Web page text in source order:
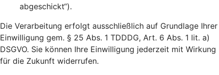
abgeschickt“).
Die Verarbeitung erfolgt ausschließlich auf Grundlage Ihrer
Einwilligung gem. § 25 Abs. 1 TDDDG, Art. 6 Abs. 1 lit. a)
DSGVO. Sie können Ihre Einwilligung jederzeit mit Wirkung
für die Zukunft widerrufen.